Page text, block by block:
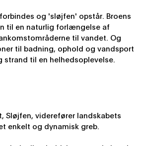
og 'sløjfen' opstår. Broens
til en naturlig forlængelse af
til vandet. Og
til badning, ophold og vandsport
strand til en helhedsoplevelse.
Sløjfen, viderefører landskabets
enkelt og dynamisk greb.